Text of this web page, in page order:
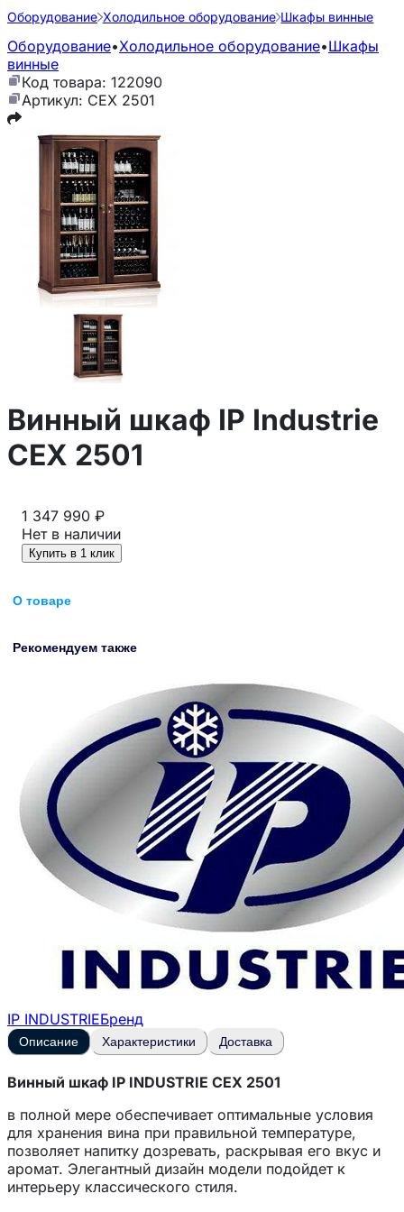
Оборудование Холодильное оборудование Шкафы винные
Оборудование•Холодильное оборудование•Шкафы
винные
Код товара: 122090
Артикул: CEX 2501
Винный шкаф IP Industrie
CEX 2501
1 347 990 ₽
Нет в наличии
Купить в 1 клик
О товаре
Рекомендуем также
IP INDUSTRIEБренд
Описание Характеристики Доставка
Винный шкаф IP INDUSTRIE CEX 2501
в полной мере обеспечивает оптимальные условия
для хранения вина при правильной температуре,
позволяет напитку дозревать, раскрывая его вкус и
аромат. Элегантный дизайн модели подойдет к
интерьеру классического стиля.